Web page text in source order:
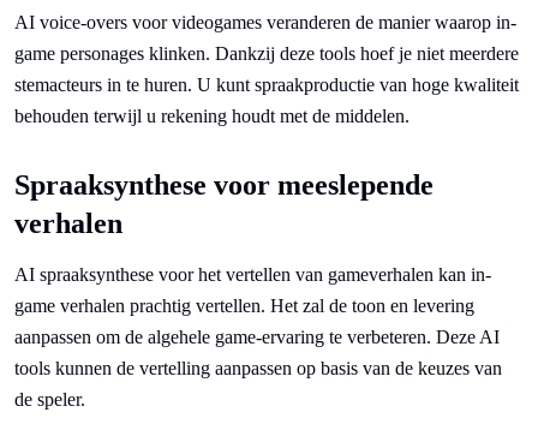
AI voice-overs voor videogames veranderen de manier waarop in-
game personages klinken. Dankzij deze tools hoef je niet meerdere
stemacteurs in te huren. U kunt spraakproductie van hoge kwaliteit
behouden terwijl u rekening houdt met de middelen.
Spraaksynthese voor meeslepende
verhalen
AI spraaksynthese voor het vertellen van gameverhalen kan in-
game verhalen prachtig vertellen. Het zal de toon en levering
aanpassen om de algehele game-ervaring te verbeteren. Deze AI
tools kunnen de vertelling aanpassen op basis van de keuzes van
de speler.